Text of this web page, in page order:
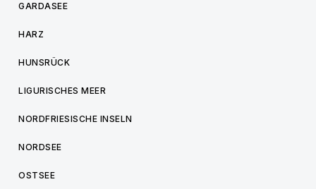
GARDASEE
HARZ
HUNSRÜCK
LIGURISCHES MEER
NORDFRIESISCHE INSELN
NORDSEE
OSTSEE